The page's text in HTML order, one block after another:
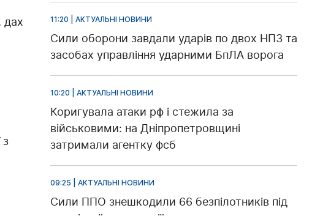
дах
11:20 | АКТУАЛЬНІ НОВИНИ
Сили оборони завдали ударів по двох НПЗ та
засобах управління ударними БпЛА ворога
10:20 | АКТУАЛЬНІ НОВИНИ
Коригувала атаки рф і стежила за
військовими: на Дніпропетровщині
затримали агентку фсб
09:25 | АКТУАЛЬНІ НОВИНИ
Сили ППО знешкодили 66 безпілотників під